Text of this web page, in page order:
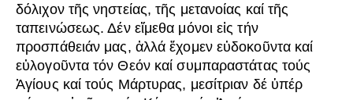
δόλιχον τῆς νηστείας, τῆς μετανοίας καί τῆς
ταπεινώσεως. Δέν εἴμεθα μόνοι εἰς τήν
προσπάθειάν μας, ἀλλά ἔχομεν εὐδοκοῦντα καί
εὐλογοῦντα τόν Θεόν καί συμπαραστάτας τούς
Ἁγίους καί τούς Μάρτυρας, μεσίτριαν δέ ὑπέρ